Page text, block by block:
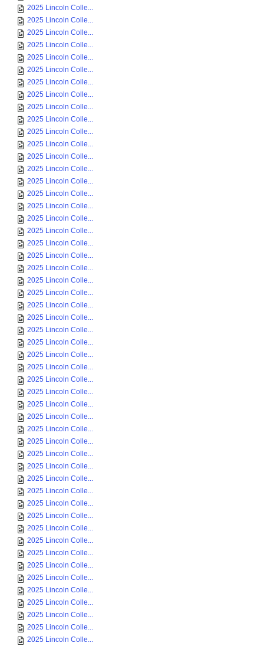
2025 Lincoln Colle...
2025 Lincoln Colle...
2025 Lincoln Colle...
2025 Lincoln Colle...
2025 Lincoln Colle...
2025 Lincoln Colle...
2025 Lincoln Colle...
2025 Lincoln Colle...
2025 Lincoln Colle...
2025 Lincoln Colle...
2025 Lincoln Colle...
2025 Lincoln Colle...
2025 Lincoln Colle...
2025 Lincoln Colle...
2025 Lincoln Colle...
2025 Lincoln Colle...
2025 Lincoln Colle...
2025 Lincoln Colle...
2025 Lincoln Colle...
2025 Lincoln Colle...
2025 Lincoln Colle...
2025 Lincoln Colle...
2025 Lincoln Colle...
2025 Lincoln Colle...
2025 Lincoln Colle...
2025 Lincoln Colle...
2025 Lincoln Colle...
2025 Lincoln Colle...
2025 Lincoln Colle...
2025 Lincoln Colle...
2025 Lincoln Colle...
2025 Lincoln Colle...
2025 Lincoln Colle...
2025 Lincoln Colle...
2025 Lincoln Colle...
2025 Lincoln Colle...
2025 Lincoln Colle...
2025 Lincoln Colle...
2025 Lincoln Colle...
2025 Lincoln Colle...
2025 Lincoln Colle...
2025 Lincoln Colle...
2025 Lincoln Colle...
2025 Lincoln Colle...
2025 Lincoln Colle...
2025 Lincoln Colle...
2025 Lincoln Colle...
2025 Lincoln Colle...
2025 Lincoln Colle...
2025 Lincoln Colle...
2025 Lincoln Colle...
2025 Lincoln Colle...